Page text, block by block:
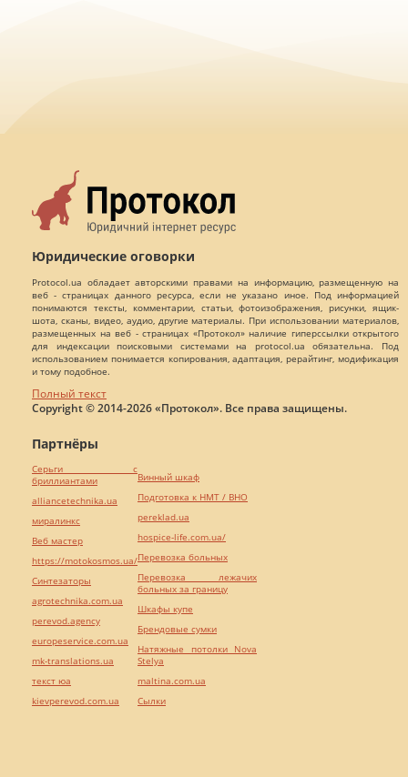
Юридические оговорки
Protocol.ua обладает авторскими правами на информацию, размещенную на
веб - страницах данного ресурса, если не указано иное. Под информацией
понимаются тексты, комментарии, статьи, фотоизображения, рисунки, ящик-
шота, сканы, видео, аудио, другие материалы. При использовании материалов,
размещенных на веб - страницах «Протокол» наличие гиперссылки открытого
для индексации поисковыми системами на protocol.ua обязательна. Под
использованием понимается копирования, адаптация, рерайтинг, модификация
и тому подобное.
Полный текст
Copyright © 2014-2026 «Протокол». Все права защищены.
Партнёры
Серьги с
бриллиантами
alliancetechnika.ua
миралинкс
Веб мастер
https://motokosmos.ua/
Синтезаторы
agrotechnika.com.ua
perevod.agency
europeservice.com.ua
mk-translations.ua
текст юа
kievperevod.com.ua
Винный шкаф
Подготовка к НМТ / ВНО
pereklad.ua
hospice-life.com.ua/
Перевозка больных
Перевозка лежачих
больных за границу
Шкафы купе
Брендовые сумки
Натяжные потолки Nova
Stelya
maltina.com.ua
Cылки